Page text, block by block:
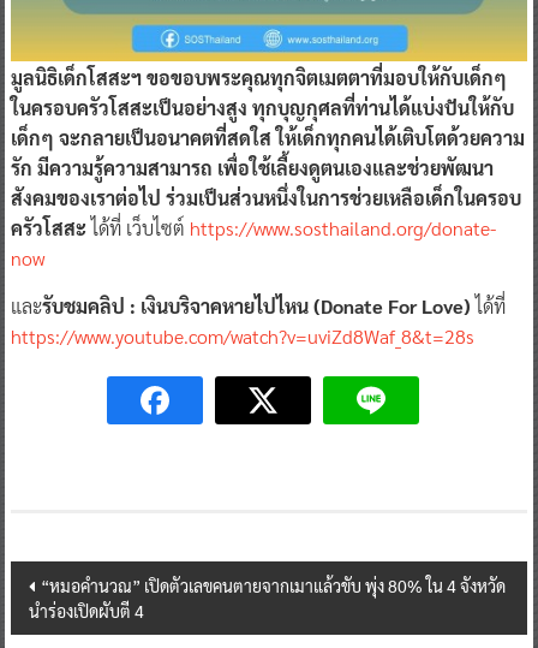
มูลนิธิเด็กโสสะฯ ขอขอบพระคุณทุกจิตเมตตาที่มอบให้กับเด็กๆ
ในครอบครัวโสสะเป็นอย่างสูง ทุกบุญกุศลที่ท่านได้แบ่งปันให้กับ
เด็กๆ จะกลายเป็นอนาคตที่สดใส ให้เด็กทุกคนได้เติบโตด้วยความ
รัก มีความรู้ความสามารถ เพื่อใช้เลี้ยงดูตนเองและช่วยพัฒนา
สังคมของเราต่อไป ร่วมเป็นส่วนหนึ่งในการช่วยเหลือเด็กในครอบ
ครัวโสสะได้ที่ เว็บไซต์ https://www.sosthailand.org/donate-
now
และรับชมคลิป : เงินบริจาคหายไปไหน (Donate For Love)ได้ที่
https://www.youtube.com/watch?v=uviZd8Waf_8&t=28s
Post
navigation
“หมอคำนวณ” เปิดตัวเลขคนตายจากเมาแล้วขับ พุ่ง 80% ใน 4 จังหวัด
นำร่องเปิดผับตี 4